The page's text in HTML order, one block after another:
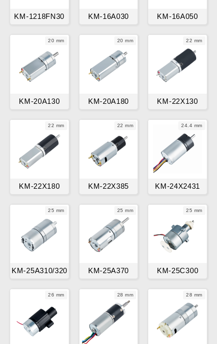
KM-1218FN30 KM-16A030 KM-16A050
20 mm
KM-20A130
20 mm
KM-20A180
22 mm
KM-22X130
22 mm
KM-22X180
22 mm
KM-22X385
24.4 mm
KM-24X2431
25 mm
KM-25A310/320
25 mm
KM-25A370
25 mm
KM-25C300
26 mm 28 mm 28 mm